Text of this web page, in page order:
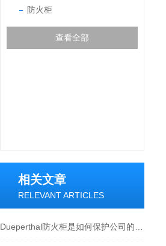
防火柜
查看全部
相关文章
RELEVANT ARTICLES